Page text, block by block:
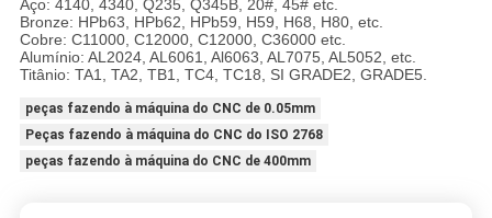
Aço: 4140, 4340, Q235, Q345B, 20#, 45# etc.
Bronze: HPb63, HPb62, HPb59, H59, H68, H80, etc.
Cobre: C11000, C12000, C12000, C36000 etc.
Alumínio: AL2024, AL6061, Al6063, AL7075, AL5052, etc.
Titânio: TA1, TA2, TB1, TC4, TC18, SI GRADE2, GRADE5.
peças fazendo à máquina do CNC de 0.05mm
Peças fazendo à máquina do CNC do ISO 2768
peças fazendo à máquina do CNC de 400mm